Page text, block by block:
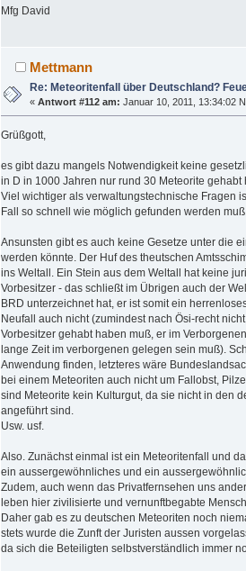
Mfg David
Mettmann
Re: Meteoritenfall über Deutschland?
«Antwort #112 am: Januar 10, 2011, 13:34:02
Grüßgott,
es gibt dazu mangels Notwendigkeit keine
in D in 1000 Jahren nur rund 30 Meteorite gehabt
Viel wichtiger als verwaltungstechnische Fragen
Fall so schnell wie möglich gefunden werden muß.
Ansunsten gibt es auch keine Gesetze unter die
werden könnte. Der Huf des theutschen
ins Weltall. Ein Stein aus dem Weltall hat keine
Vorbesitzer - das schließt im Übrigen auch der
BRD unterzeichnet hat, er ist somit ein
Neufall auch nicht (zumindest nach Ösi-recht
Vorbesitzer gehabt haben muß, er im
lange Zeit im verborgenen gelegen sein muß).
Anwendung finden, letzteres wäre
bei einem Meteoriten auch nicht um Fallobst,
sind Meteorite kein Kulturgut, da sie nicht in den
angeführt sind.
Usw. usf.
Also. Zunächst einmal ist ein Meteoritenfall und
ein aussergewöhnliches und ein
Zudem, auch wenn das Privatfernsehen uns
leben hier zivilisierte und vernunftbegabte
Daher gab es zu deutschen Meteoriten noch
stets wurde die Zunft der Juristen aussen
da sich die Beteiligten selbstverständlich immer